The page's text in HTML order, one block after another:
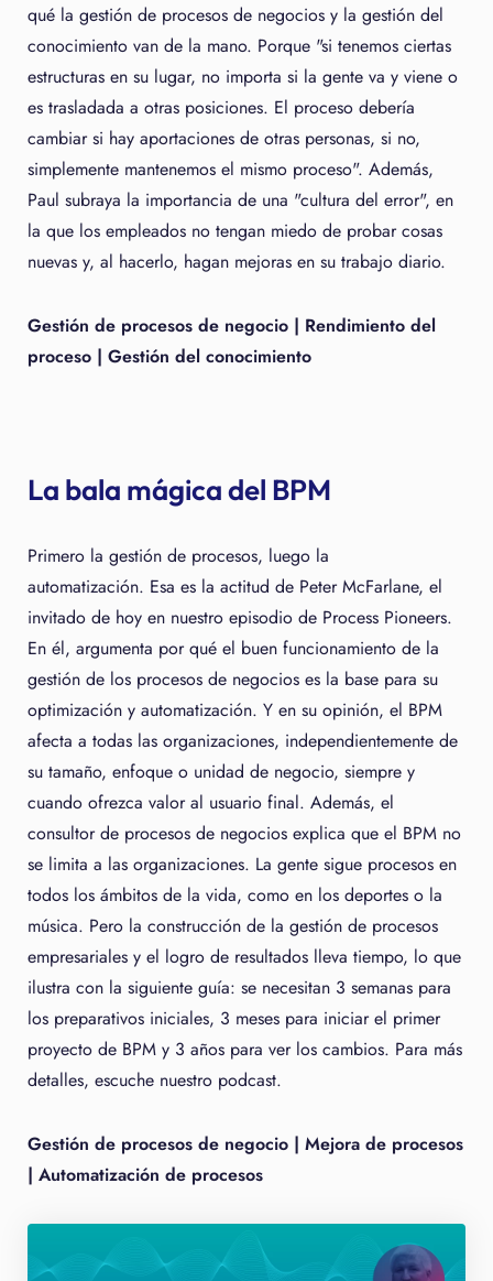
qué la gestión de procesos de negocios y la gestión del
conocimiento van de la mano. Porque "si tenemos ciertas
estructuras en su lugar, no importa si la gente va y viene o
es trasladada a otras posiciones. El proceso debería
cambiar si hay aportaciones de otras personas, si no,
simplemente mantenemos el mismo proceso". Además,
Paul subraya la importancia de una "cultura del error", en
la que los empleados no tengan miedo de probar cosas
nuevas y, al hacerlo, hagan mejoras en su trabajo diario.
Gestión de procesos de negocio | Rendimiento del
proceso | Gestión del conocimiento
La bala mágica del BPM
Primero la gestión de procesos, luego la
automatización. Esa es la actitud de Peter McFarlane, el
invitado de hoy en nuestro episodio de Process Pioneers.
En él, argumenta por qué el buen funcionamiento de la
gestión de los procesos de negocios es la base para su
optimización y automatización. Y en su opinión, el BPM
afecta a todas las organizaciones, independientemente de
su tamaño, enfoque o unidad de negocio, siempre y
cuando ofrezca valor al usuario final. Además, el
consultor de procesos de negocios explica que el BPM no
se limita a las organizaciones. La gente sigue procesos en
todos los ámbitos de la vida, como en los deportes o la
música. Pero la construcción de la gestión de procesos
empresariales y el logro de resultados lleva tiempo, lo que
ilustra con la siguiente guía: se necesitan 3 semanas para
los preparativos iniciales, 3 meses para iniciar el primer
proyecto de BPM y 3 años para ver los cambios. Para más
detalles, escuche nuestro podcast.
Gestión de procesos de negocio | Mejora de procesos
| Automatización de procesos